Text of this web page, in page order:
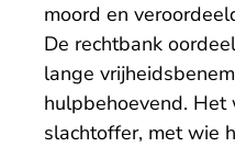
moord en
De rechtbank
lange
hulpbehoevend. Het
slachtoffer, met wie